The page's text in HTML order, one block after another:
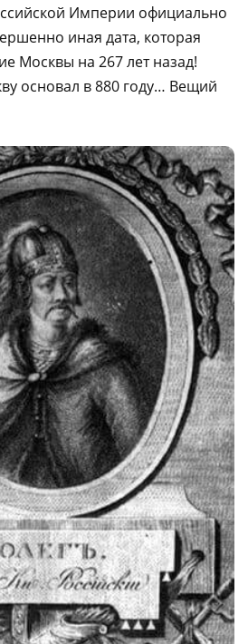
Империи официально
иная дата, которая
Москвы на 267 лет назад!
основал в 880 году… Вещий